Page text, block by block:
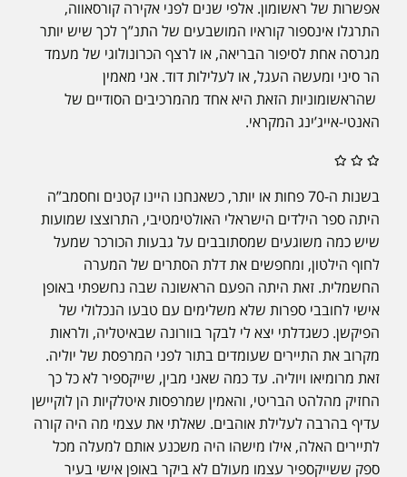
אפשרות של ראשומון. אלפי שנים לפני אקירה קורסאווה,
התרגלו אינספור קוראיו המושבעים של התנ”ך לכך שיש יותר
מגרסה אחת לסיפור הבריאה, או לרצף הכרונולוגי של מעמד
הר סיני ומעשה העגל, או לעלילות דוד. אני מאמין
שהראשומוניות הזאת היא אחד מהמרכיבים הסודיים של
האנטי-אייג’ינג המקראי.
בשנות ה-70 פחות או יותר, כשאנחנו היינו קטנים וחסמב”ה
היתה ספר הילדים הישראלי האולטימטיבי, התרוצצו שמועות
שיש כמה משוגעים שמסתובבים על גבעות הכורכר שמעל
לחוף הילטון, ומחפשים את דלת הסתרים של המערה
החשמלית. זאת היתה הפעם הראשונה שבה נחשפתי באופן
אישי לחובבי ספרות שלא משלימים עם טבעו הנכלולי של
הפיקשן. כשגדלתי יצא לי לבקר בוורונה שבאיטליה, ולראות
מקרוב את התיירים שעומדים בתור לפני המרפסת של יוליה.
זאת מרומיאו ויוליה. עד כמה שאני מבין, שייקספיר לא כל כך
החזיק מהלהט הבריטי, והאמין שמרפסות איטלקיות הן לוקיישן
עדיף בהרבה לעלילת אוהבים. שאלתי את עצמי מה היה קורה
לתיירים האלה, אילו מישהו היה משכנע אותם למעלה מכל
ספק ששייקספיר עצמו מעולם לא ביקר באופן אישי בעיר